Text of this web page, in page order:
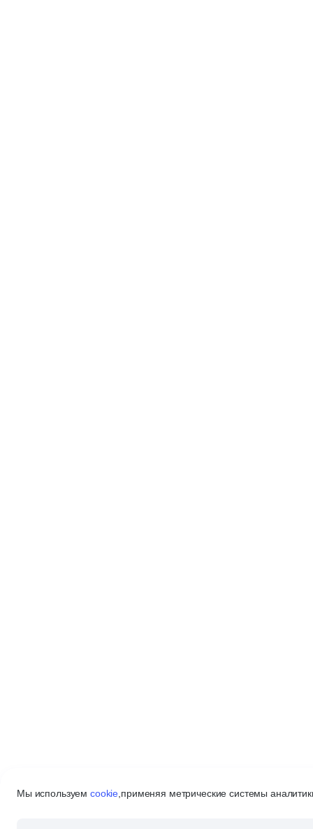
Мы используемcookie применяя метрические системы